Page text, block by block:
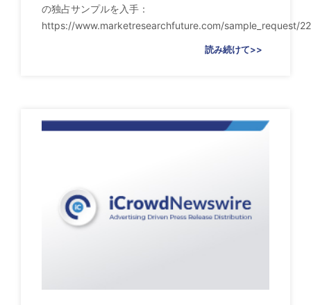
の独占サンプルを入手：
https://www.marketresearchfuture.com/sample_request/
読み続けて>>